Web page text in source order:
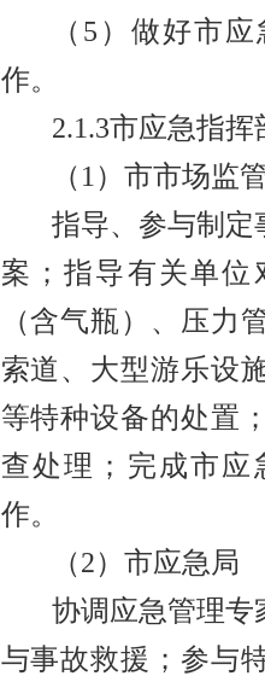
（ 5 ）做好市
作。
2.1.3市应急指挥
（ 1 ）市市场监
指导、参与制定
案；指导有关单
（含气瓶）、压力
索道、大型游乐设
等特种设备的处置
查处理；完成市应
作。
（2）市应急局
协调应急管理专
与事故救援；参与